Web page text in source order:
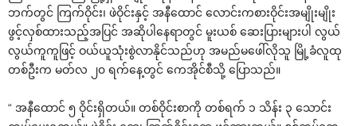
ဘက်တွင် ကြက်ဝိုင်း၊ ဖဲဝိုင်းနှင့် အနီထောင် လောင်းကစားဝိုင်းအမျိုးမျိုး
ဖွင့်လှစ်ထားသည့်အပြင် အဆိုပါနေရာတွင် မူးယစ် ဆေးပြားများပါ လွယ်
လွယ်ကူကူဖြင့် ဝယ်ယူသုံးစွဲလာနိုင်သည်ဟု အမည်မဖေါ်လိုသူ မြို့ခံလူထု
တစ်ဦးက မတ်လ ၂၀ ရက်နေ့တွင် ကေအိုင်စီသို့ ပြောသည်။
“ အနီထောင် ၅ ဝိုင်းရှိတယ်။ တစ်ဝိုင်းစာကို တစ်ရက် ၁ သိန်း ၃ သောင်း